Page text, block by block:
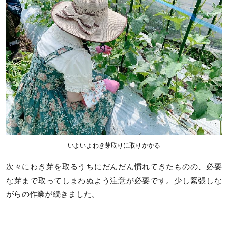
いよいよわき芽取りに取りかかる
次々にわき芽を取るうちにだんだん慣れてきたものの、必要
な芽まで取ってしまわぬよう注意が必要です。少し緊張しな
がらの作業が続きました。